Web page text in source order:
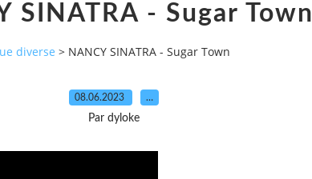
SINATRA - Sugar Town
diverse > NANCY SINATRA - Sugar Town
08.06.2023 …
Par dyloke